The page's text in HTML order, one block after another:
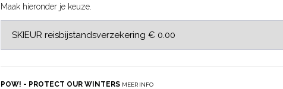
Maak hieronder je keuze.
POW! - PROTECT OUR WINTERS MEER INFO